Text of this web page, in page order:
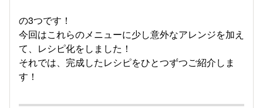
の3つです！
今回はこれらのメニューに少し意外なアレンジを加え
て、レシピ化をしました！
それでは、完成したレシピをひとつずつご紹介しま
す！